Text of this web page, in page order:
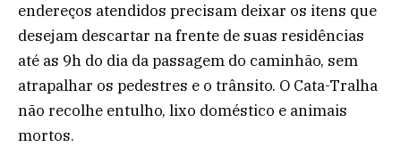
endereços atendidos precisam deixar os itens que
desejam descartar na frente de suas residências
até as 9h do dia da passagem do caminhão, sem
atrapalhar os pedestres e o trânsito. O Cata-Tralha
não recolhe entulho, lixo doméstico e animais
mortos.